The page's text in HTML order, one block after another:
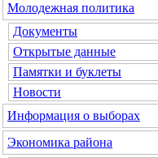
Молодежная политика
Документы
Открытые данные
Памятки и буклеты
Новости
Информация о выборах
Экономика района